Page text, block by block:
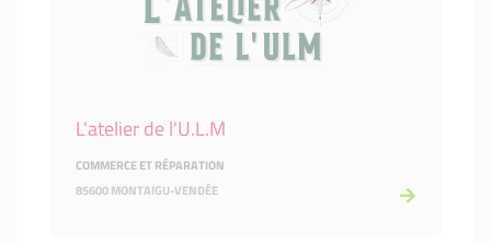
L'atelier de l'U.L.M
COMMERCE ET RÉPARATION
85600 MONTAIGU-VENDÉE